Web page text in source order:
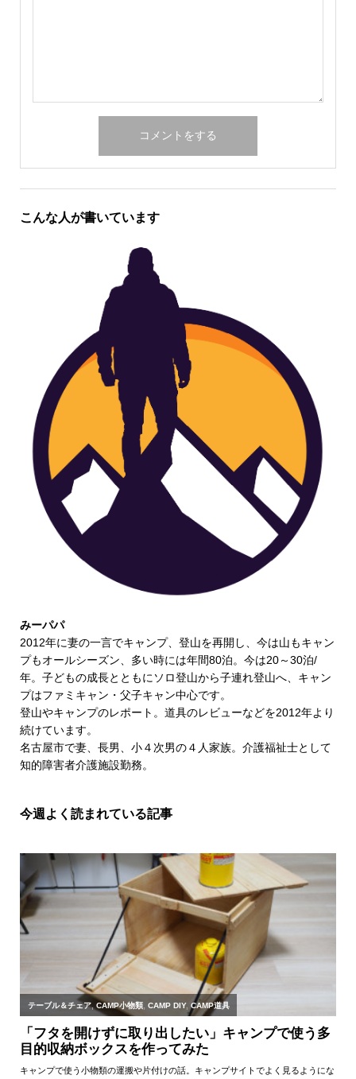
こんな人が書いています
みーパパ
2012年に妻の一言でキャンプ、登山を再開し、今は山もキャン
プもオールシーズン、多い時には年間80泊。今は20～30泊/
年。子どもの成長とともにソロ登山から子連れ登山へ、キャン
プはファミキャン・父子キャン中心です。
登山やキャンプのレポート。道具のレビューなどを2012年より
続けています。
名古屋市で妻、長男、小４次男の４人家族。介護福祉士として
知的障害者介護施設勤務。
今週よく読まれている記事